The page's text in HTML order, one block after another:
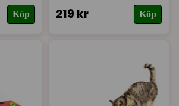
Köp 219 kr Köp